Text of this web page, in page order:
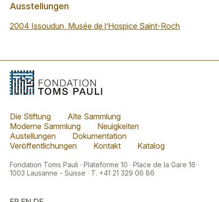
Ausstellungen
2004 Issoudun, Musée de l’Hospice Saint-Roch
Die Stiftung
Alte Sammlung
Moderne Sammlung
Neuigkeiten
Austellungen
Dokumentation
Veröffentlichungen
Kontakt Katalog
Fondation Toms Pauli · Plateforme 10 · Place de la Gare 16 ·
1003 Lausanne - Suisse · T. +41 21 329 06 86